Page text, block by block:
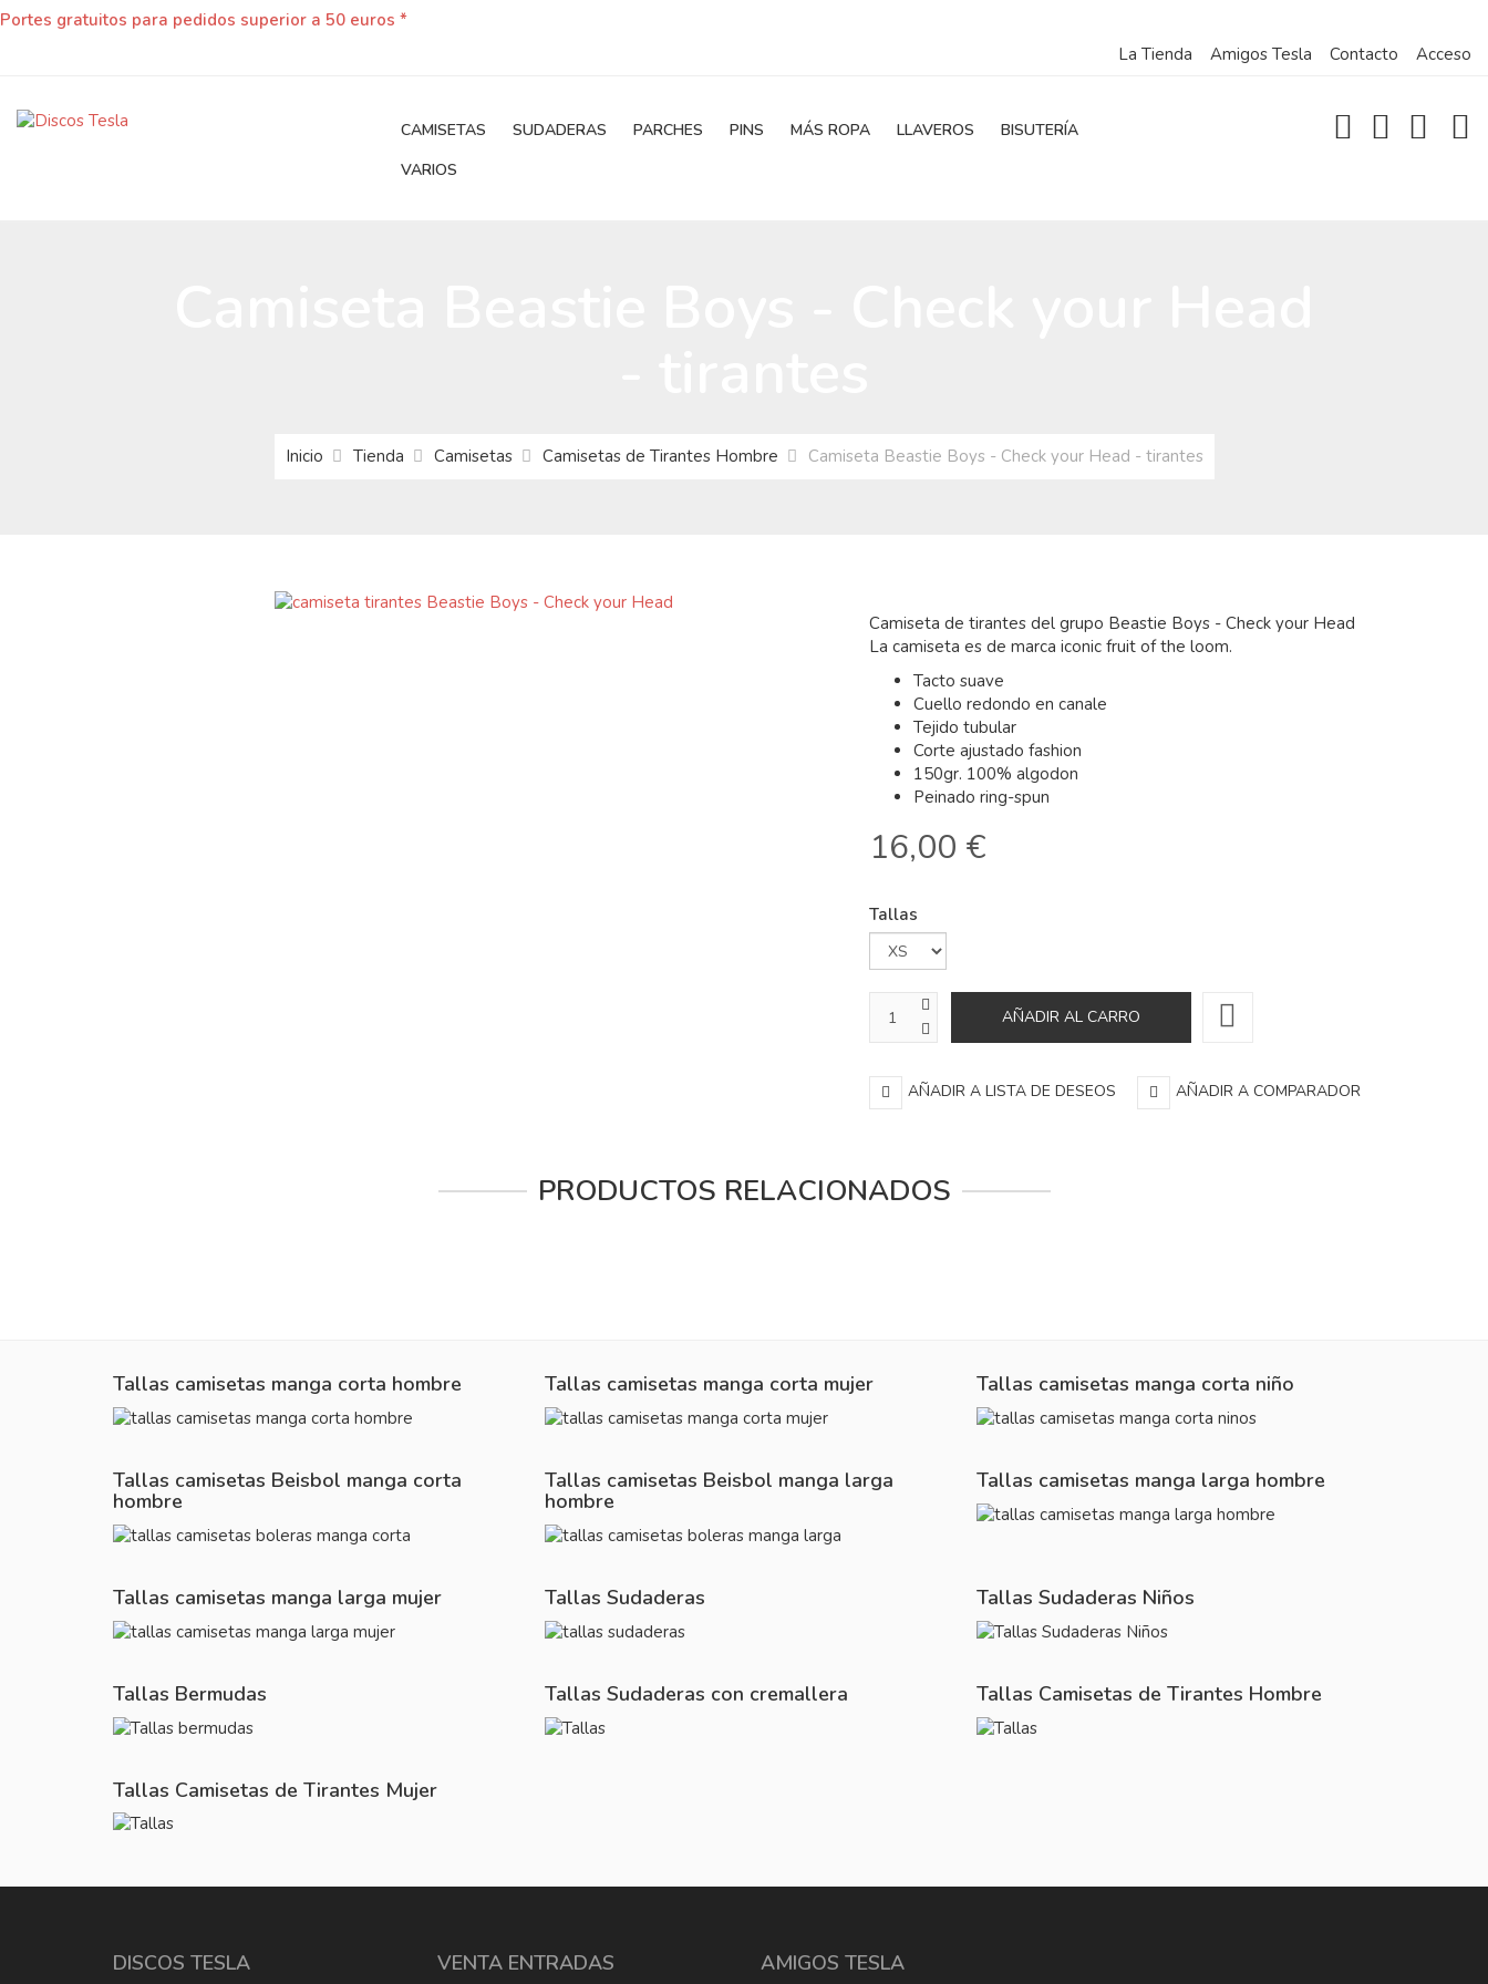
Portes gratuitos para pedidos superior a 50 euros *
La Tienda
Amigos Tesla Contacto Acceso
CAMISETAS SUDADERAS PARCHES PINS MÁS ROPA LLAVEROS
BISUTERÍA
VARIOS
Inicio Tienda Camisetas Camisetas de Tirantes Hombre Camiseta Beastie Boys - Check your Head - tirantes
Camiseta de tirantes del grupo Beastie Boys - Check your Head
La camiseta es de marca iconic fruit of the loom.
Tacto suave
Cuello redondo en canale
Tejido tubular
Corte ajustado fashion
150gr. 100% algodon
Peinado ring-spun
16,00 €
Tallas
AÑADIR A LISTA DE DESEOS AÑADIR A COMPARADOR
PRODUCTOS RELACIONADOS
Tallas camisetas manga corta hombre Tallas camisetas manga corta mujer Tallas camisetas manga corta niño
Tallas camisetas Beisbol manga corta
hombre
Tallas camisetas Beisbol manga larga
hombre
Tallas camisetas manga larga hombre
Tallas camisetas manga larga mujer Tallas Sudaderas Tallas Sudaderas Niños
Tallas Bermudas Tallas Sudaderas con cremallera Tallas Camisetas de Tirantes Hombre
Tallas Camisetas de Tirantes Mujer
DISCOS TESLA VENTA ENTRADAS AMIGOS TESLA